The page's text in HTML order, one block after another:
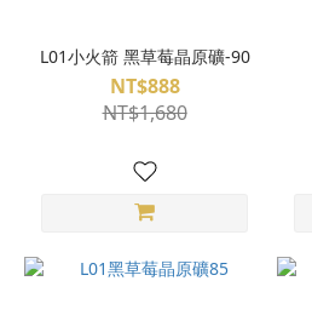
L01小火箭 黑草莓晶原礦-90
NT$888
NT$1,680